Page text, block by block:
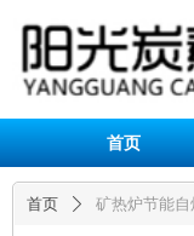
首页
首页 ꄲ 矿热炉节能